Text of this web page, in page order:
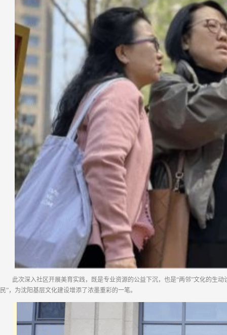
此次深入社区开展美育实践，既是专业资源的公益下沉，也是“两邻”文化的生
民”，为沈阳基层文化建设增添了浓墨重彩的一笔。